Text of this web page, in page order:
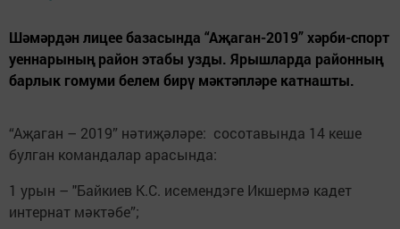
Шәмәрдән лицее базасында “Аҗаган-2019” хәрби-спорт
уеннарының район этабы узды. Ярышларда районның
барлык гомуми белем бирү мәктәпләре катнашты.
“Аҗаган – 2019” нәтиҗәләре: сосотавында 14 кеше
булган командалар арасында:
1 урын – "Байкиев К.С. исемендэге Икшермә кадет
интернат мәктәбе”;